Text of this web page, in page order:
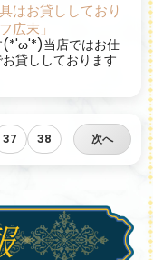
はお貸ししており
広末」
(*'ω'*)当店ではお仕
貸ししております
37 38 次へ